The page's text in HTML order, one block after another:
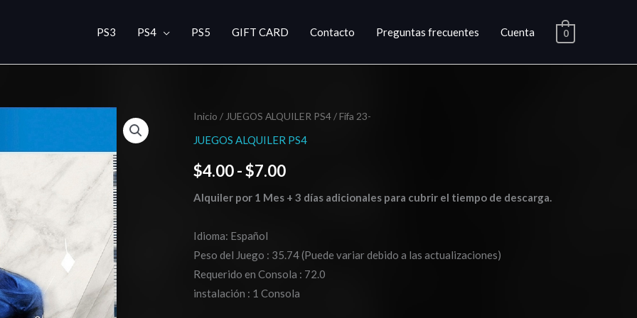
PS3 PS4 PS5 GIFT CARD Contacto Preguntas frecuentes Cuenta 0
Inicio / JUEGOS ALQUILER PS4/ Fifa 23-
JUEGOS ALQUILER PS4
$4.00-$7.00
Rango
de
precios:
hasta
$7.00
Alquiler por 1 Mes + 3 días adicionales para cubrir el tiempo de descarga.
Idioma: Español
Peso del Juego : 35.74 (Puede variar debido a las actualizaciones)
Requerido en Consola : 72.0
instalación : 1 Consola
Fifa
23-